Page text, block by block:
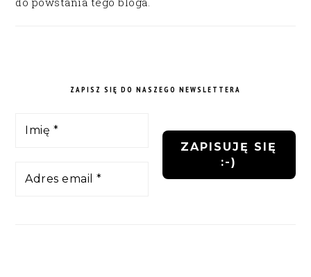
ZAPISZ SIĘ DO NASZEGO NEWSLETTERA